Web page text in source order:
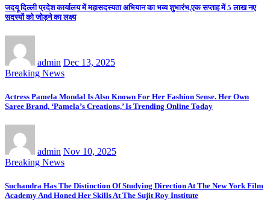
जदयू दिल्ली प्रदेश कार्यालय में महासदस्यता अभियान का भव्य शुभारंभ,एक सप्ताह में 5 लाख नए
सदस्यों को जोड़ने का लक्ष्य
admin Dec 13, 2025
Breaking News
Actress Pamela Mondal Is Also Known For Her Fashion Sense. Her Own
Saree Brand, ‘Pamela’s Creations,’ Is Trending Online Today
admin Nov 10, 2025
Breaking News
Suchandra Has The Distinction Of Studying Direction At The New York Film
Academy And Honed Her Skills At The Sujit Roy Institute